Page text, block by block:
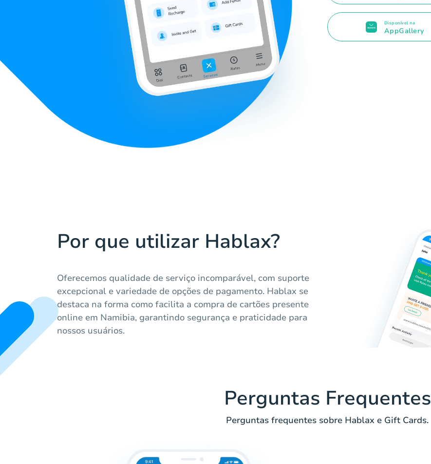
Disponível na
AppGallery
Por que utilizar Hablax?
Oferecemos qualidade de serviço incomparável, com suporte
excepcional e variedade de opções de pagamento. Hablax se
destaca na forma como facilita a compra de cartões presente
online em Namibia, garantindo segurança e praticidade para
nossos usuários.
Perguntas Frequentes
Perguntas frequentes sobre Hablax e Gift Cards.